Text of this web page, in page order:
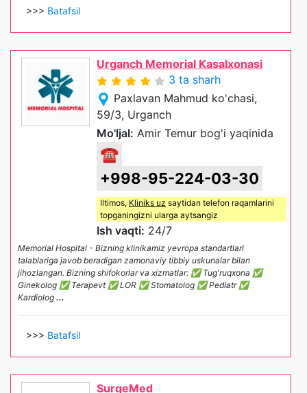
>>> Batafsil
Urganch Memorial Kasalxonasi
3 ta sharh
Paxlavan Mahmud ko'chasi,
59/3, Urganch
Mo'ljal: Amir Temur bog'i yaqinida
☎
+998-95-224-03-30
Iltimos, Kliniks uz saytidan telefon raqamlarini
topganingizni ularga aytsangiz
Ish vaqti: 24/7
Memorial Hospital - Bizning klinikamiz yevropa standartlari
talablariga javob beradigan zamonaviy tibbiy uskunalar bilan
jihozlangan. Bizning shifokorlar va xizmatlar: ✅ Tug'ruqxona ✅
Ginekolog ✅ Terapevt ✅ LOR ✅ Stomatolog ✅ Pediatr ✅
Kardiolog ...
>>> Batafsil
SurgeMed